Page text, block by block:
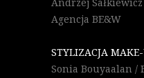
Agencja BE&W
STYLIZACJA
Sonia Bouyaalan /